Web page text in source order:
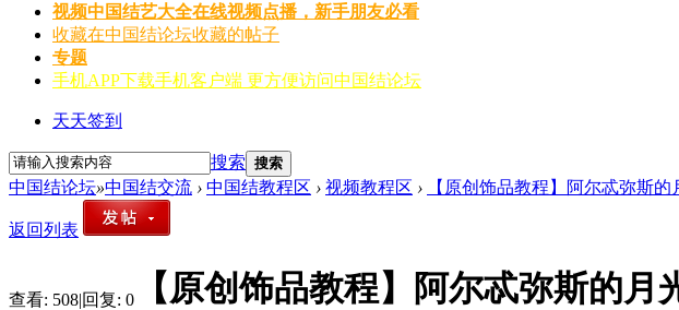
视频中国结艺大全在线视频点播，新手朋友必看
收藏在中国结论坛收藏的帖子
专题
手机APP下载手机客户端 更方便访问中国结论坛
天天签到
搜索 搜索
中国结论坛»中国结交流 › 中国结教程区 › 视频教程区 › 【原创饰品教程】阿尔忒弥斯
返回列表
查看: 508|回复: 0 【原创饰品教程】阿尔忒弥斯的